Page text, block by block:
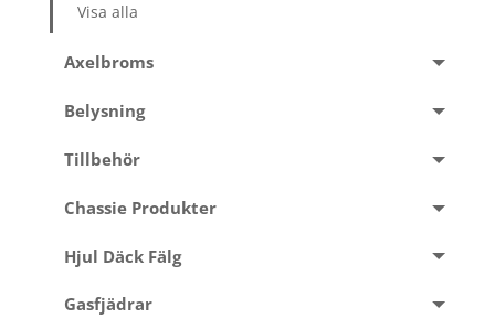
Visa alla
Axelbroms
Belysning
Tillbehör
Chassie Produkter
Hjul Däck Fälg
Gasfjädrar